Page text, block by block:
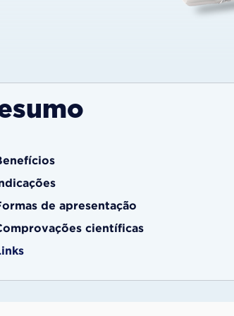
de apresentação
científicas